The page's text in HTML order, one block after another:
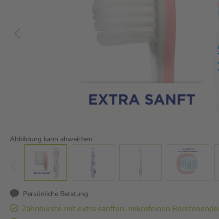
Abbildung kann abweichen
Persönliche Beratung
Zahnbürste mit extra sanften, mikrofeinen